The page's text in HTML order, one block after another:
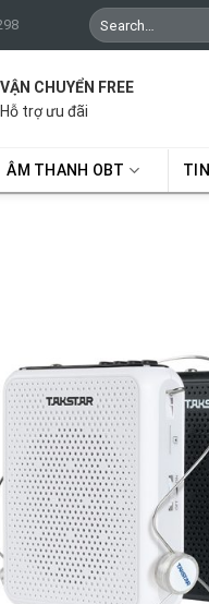
Search
for:
VẬN CHUYỂN FREE
Hỗ trợ ưu đãi
ÂM THANH OBT